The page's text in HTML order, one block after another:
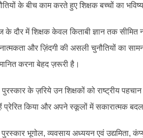
के बीच काम करते हुए शिक्षक बच्चों का
दौर में शिक्षक केवल किताबी ज्ञान तक सीमित
और ज़िंदगी की असली चुनौतियों का
करना बेहद ज़रूरी है।
के ज़रिये उन शिक्षकों को राष्ट्रीय
प्रेरित किया और अपने स्कूलों में सकारात्मक
भूगोल, व्यवसाय अध्ययन एवं उद्यमिता,